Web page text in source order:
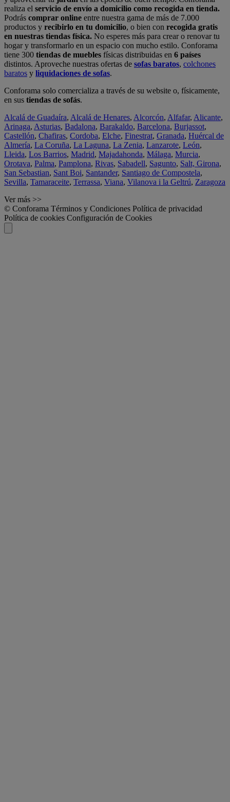
realiza el servicio de envío a domicilio como recogida en tienda.
Podrás comprar online entre nuestra gama de más de 7.000
productos y recibirlo en tu domicilio, o bien con recogida gratis
en nuestras tiendas física. No esperes más para crear o renovar tu
hogar y transformarlo en un espacio con mucho estilo. Conforama
tiene 300 tiendas de muebles físicas distribuidas en 6 países
distintos. Aproveche nuestras ofertas de sofas baratos, colchones
baratos y liquidaciones de sofas.
Conforama solo comercializa a través de su website o, físicamente,
en sus tiendas de sofás.
Alcalá de Guadaíra, Alcalá de Henares, Alcorcón, Alfafar, Alicante,
Arinaga, Asturias, Badalona, Barakaldo, Barcelona, Burjassot,
Castellón, Chafiras, Cordoba, Elche, Finestrat, Granada, Huércal de
Almería, La Coruña, La Laguna, La Zenia, Lanzarote, León,
Lleida, Los Barrios, Madrid, Majadahonda, Málaga, Murcia,
Orotava, Palma, Pamplona, Rivas, Sabadell, Sagunto, Salt, Girona,
San Sebastian, Sant Boi, Santander, Santiago de Compostela,
Sevilla, Tamaraceite, Terrassa, Viana, Vilanova i la Geltrú, Zaragoza
Ver más >>
© Conforama Términos y Condiciones Política de privacidad
Política de cookies Configuración de Cookies